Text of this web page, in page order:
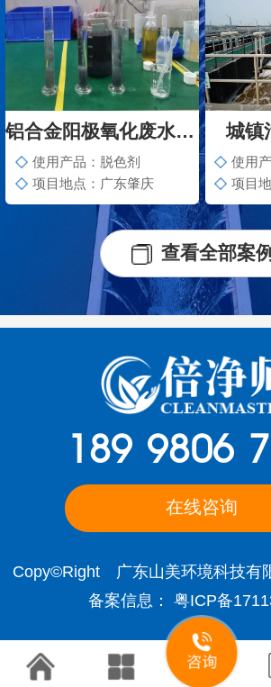
铝合金阳极氧化废水脱色案例
使用产品：脱色剂
项目地点：广东肇庆
城镇
使用
项目
查看全部案例
189 9806
在线咨询
Copy©Right 广东山美环境科技有
备案信息： 粤ICP备